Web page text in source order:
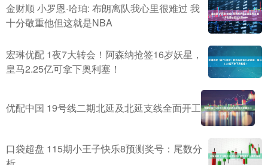
金财顺 小罗恩·哈珀: 布朗离队我心里很难过 我
十分敬重他但这就是NBA
宏琳优配 1夜7大转会！阿森纳抢签16岁妖星，
皇马2.25亿可拿下奥利塞！
优配中国 19号线二期北延及北延支线全面开工
口袋超盘 115期小王子快乐8预测奖号：尾数分